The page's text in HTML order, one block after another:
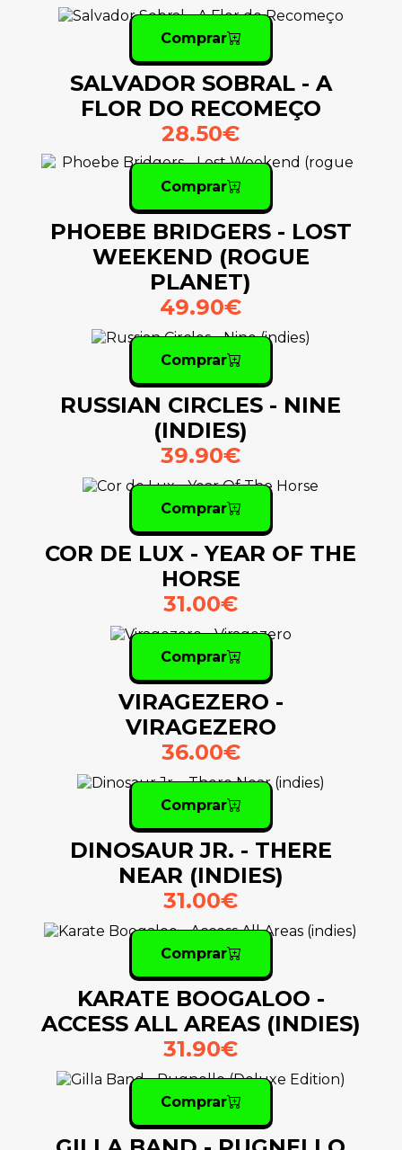
Comprar
SALVADOR SOBRAL - A
FLOR DO RECOMEÇO
28.50€
Comprar
PHOEBE BRIDGERS - LOST
WEEKEND (ROGUE
PLANET)
49.90€
Comprar
RUSSIAN CIRCLES - NINE
(INDIES)
39.90€
Comprar
COR DE LUX - YEAR OF THE
HORSE
31.00€
Comprar
VIRAGEZERO -
VIRAGEZERO
36.00€
Comprar
DINOSAUR JR. - THERE
NEAR (INDIES)
31.00€
Comprar
KARATE BOOGALOO -
ACCESS ALL AREAS (INDIES)
31.90€
Comprar